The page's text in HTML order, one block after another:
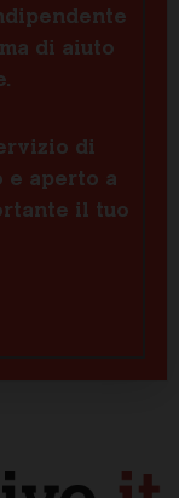
di aiuto
di
e aperto a
il tuo